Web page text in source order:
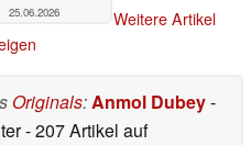
25.06.2026
Weitere Artikel
Originals:Anmol Dubey-
- 207 Artikel auf